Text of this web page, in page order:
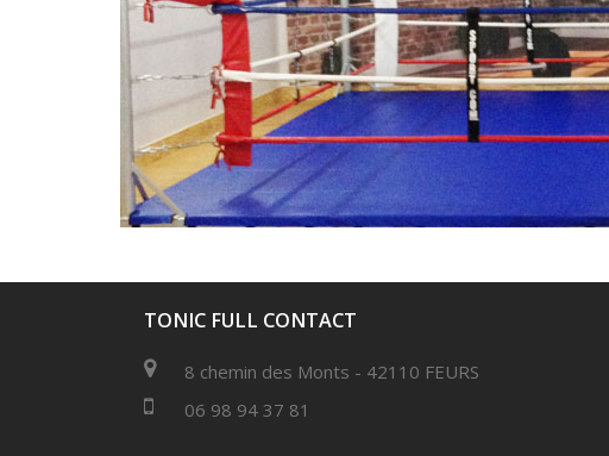
TONIC FULL CONTACT
8 chemin des Monts - 42110 FEURS
06 98 94 37 81